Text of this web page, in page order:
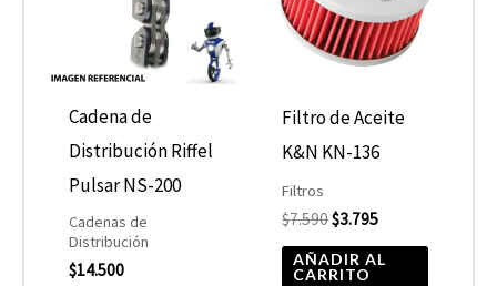
Cadena de
Distribución Riffel
Pulsar NS-200
Cadenas de
Distribución
$14.500
Filtro de Aceite
K&N KN-136
Filtros
$7.590$3.795
AÑADIR AL
CARRITO